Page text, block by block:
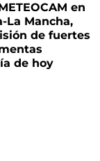
en
La Mancha,
de fuertes
de hoy